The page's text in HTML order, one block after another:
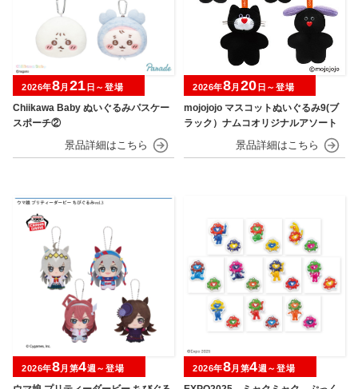
Chiikawa Baby ぬいぐるみパスケー
スポーチ②
2026年8月 21 日～登場
mojojojo マスコットぬいぐるみ9(ブ
ラック）ナムコオリジナルアソート
2026年8月 20 日～登場
2026年8月第4週～登場 2026年8月第4週～登場